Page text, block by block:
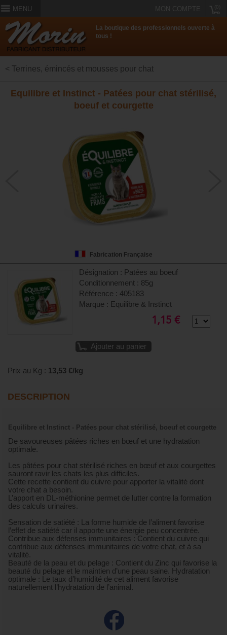
MENU MON COMPTE
La boutique des professionnels ouverte à
tous !
< Terrines, émincés et mousses pour chat
Equilibre et Instinct - Patées pour chat stérilisé,
boeuf et courgette
Fabrication Française
Désignation : Patées au boeuf
Conditionnement : 85g
Référence : 405183
Marque : Equilibre & Instinct
1,15 €
Ajouter au panier
Prix au Kg : 13,53 €/kg
DESCRIPTION
Equilibre et Instinct - Patées pour chat stérilisé, boeuf et courgette
De savoureuses pâtées riches en bœuf et une hydratation
optimale.
Les pâtées pour chat stérilisé riches en bœuf et aux courgettes
sauront ravir les chats les plus difficiles.
Cette recette contient du cuivre pour apporter la vitalité dont
votre chat a besoin.
L’apport en DL-méthionine permet de lutter contre la formation
des calculs urinaires.
Sensation de satiété : La forme humide de l’aliment favorise
l’effet de satiété car il apporte une énergie peu concentrée.
Contribue aux défenses immunitaires : Contient du cuivre qui
contribue aux défenses immunitaires de votre chat, et à sa
vitalité.
Beauté de la peau et du pelage : Contient du Zinc qui favorise la
beauté du pelage et le maintien d’une peau saine. Hydratation
optimale : Le taux d’humidité de cet aliment favorise
naturellement l’hydratation de l’animal.